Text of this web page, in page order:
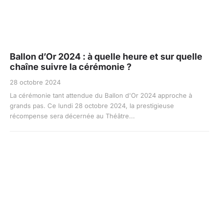
Ballon d’Or 2024 : à quelle heure et sur quelle
chaîne suivre la cérémonie ?
28 octobre 2024
La cérémonie tant attendue du Ballon d'Or 2024 approche à
grands pas. Ce lundi 28 octobre 2024, la prestigieuse
récompense sera décernée au Théâtre...